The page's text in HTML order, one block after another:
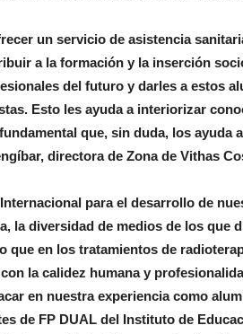
un servicio de asistencia
a la formación y la inserción
del futuro y darles a estos
Esto les ayuda a interiorizar
que, sin duda, los ayuda
directora de Zona de Vithas
para el desarrollo de
la diversidad de medios de los que
en los tratamientos de
la calidez humana y
en nuestra experiencia como
de FP DUAL del Instituto de